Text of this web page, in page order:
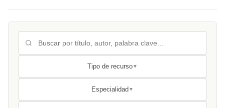
Tipo de recurso▼
Especialidad ▼